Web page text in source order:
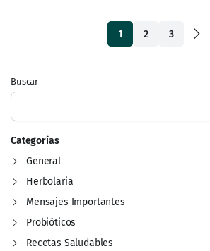
1 2 3
Buscar
Categorías
General
Herbolaria
Mensajes Importantes
Probióticos
Recetas Saludables